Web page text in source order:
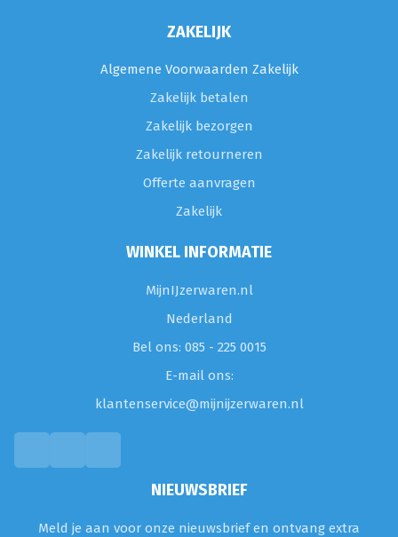
ZAKELIJK
Algemene Voorwaarden Zakelijk
Zakelijk betalen
Zakelijk bezorgen
Zakelijk retourneren
Offerte aanvragen
Zakelijk
WINKEL INFORMATIE
MijnIJzerwaren.nl
Nederland
Bel ons: 085 - 225 0015
E-mail ons:
klantenservice@mijnijzerwaren.nl
NIEUWSBRIEF
Meld je aan voor onze nieuwsbrief en ontvang extra